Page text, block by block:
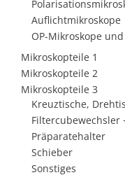
Auflichtmikroskope
OP-Mikroskope
Mikroskopteile 1
Mikroskopteile 2
Mikroskopteile 3
Kreuztische,
Filtercubewechsler
Präparatehalter
Schieber
Sonstiges